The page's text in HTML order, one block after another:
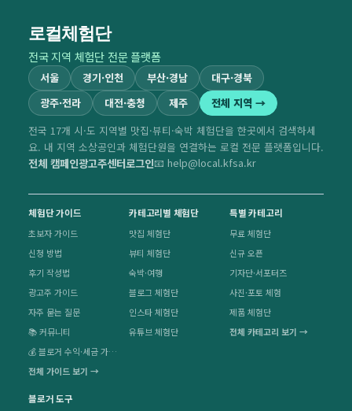
로컬체험단
전국 지역 체험단 전문 플랫폼
서울 경기·인천 부산·경남
대구·경북
광주·전라
대전·충청 제주
전체 지역 →
전국 17개 시·도 지역별 맛집·뷰티·숙박 체험단을 한곳에서 검색하세
요. 내 지역 소상공인과 체험단원을 연결하는 로컬 전문 플랫폼입니다.
전체 캠페인광고주센터로그인📧 help@local.kfsa.kr
체험단 가이드
초보자 가이드
신청 방법
후기 작성법
광고주 가이드
자주 묻는 질문
📚 커뮤니티
💰 블로거 수익·세금 가이드
전체 가이드 보기 →
카테고리별 체험단
맛집 체험단
뷰티 체험단
숙박·여행
블로그 체험단
인스타 체험단
유튜브 체험단
특별 카테고리
무료 체험단
신규 오픈
기자단·서포터즈
사진·포토 체험
제품 체험단
전체 카테고리 보기 →
블로거 도구